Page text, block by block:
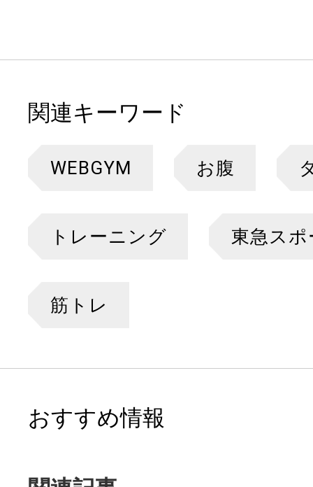
関連キーワード
WEBGYM お腹
トレーニング 東急ス
筋トレ
おすすめ情報